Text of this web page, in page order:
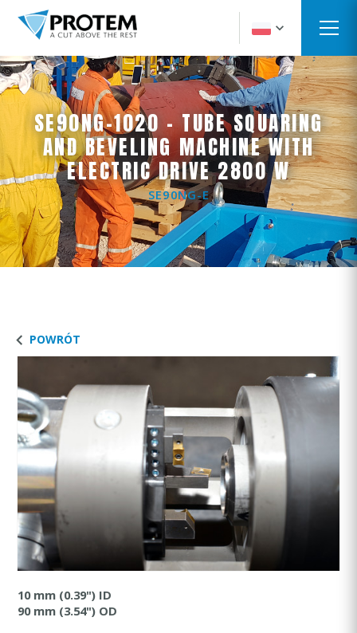
SE90NG-1020 - TUBE SQUARING
AND BEVELING MACHINE WITH
ELECTRIC DRIVE 2800 W
SE90NG-E
POWRÓT
10 mm (0.39") ID
90 mm (3.54") OD